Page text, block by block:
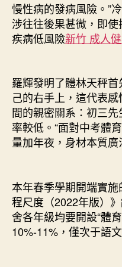
慢性病的發病風險。”
涉往往後果甚微，即
疾病低風險新竹 成人
羅輝發明了體林天秤
己的右手上，這代表
間的親密關系：初三
率較低。“面對中考體
量加年夜，身材本質廣
本年春季學期開端實
程尺度（2022年版）
舍各年級均要開設“體
10%-11%，僅次于語